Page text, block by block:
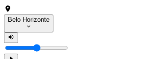
Belo Horizonte